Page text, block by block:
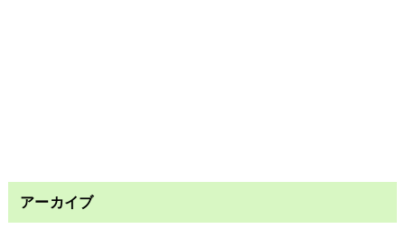
アーカイブ